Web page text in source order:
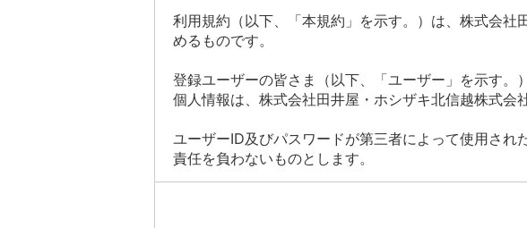
利用規約（以下、「本規約」を示す。）は、株式会
めるものです。
登録ユーザーの皆さま（以下、「ユーザー」を示す
個人情報は、株式会社田井屋・ホシザキ北信越株式会
ユーザーID及びパスワードが第三者によって使用さ
責任を負わないものとします。